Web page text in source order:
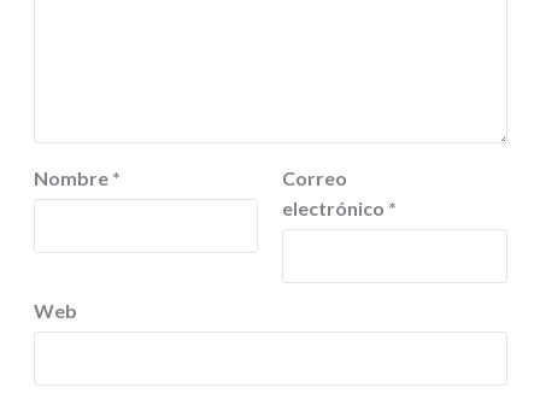
Nombre *
Correo
electrónico *
Web